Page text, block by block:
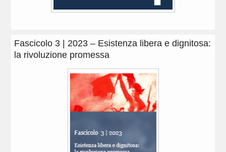
Fascicolo 3 | 2023 – Esistenza libera e dignitosa:
la rivoluzione promessa